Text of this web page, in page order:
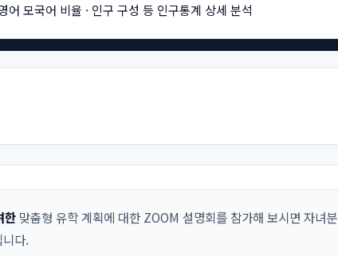
어 모국어 비율 · 인구 구성 등 인구통계 상세 분석
한 맞춤형 유학 계획에 대한 ZOOM 설명회를 참가해 보시면 자녀분
다.